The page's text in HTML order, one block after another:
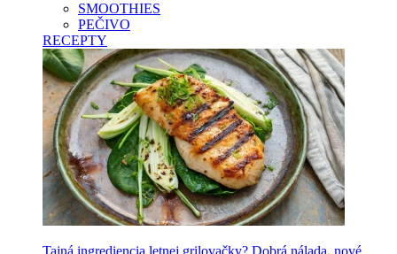
SMOOTHIES
PEČIVO
RECEPTY
Tajná ingrediencia letnej grilovačky? Dobrá nálada, nové